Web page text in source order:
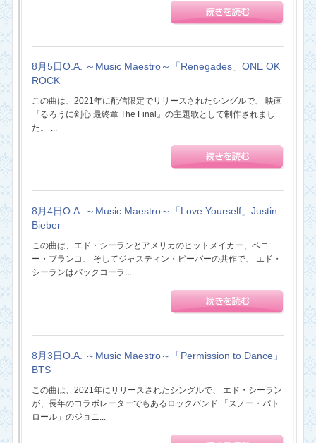
8月5日O.A. ～Music Maestro～「Renegades」ONE OK
ROCK
この曲は、2021年に配信限定でリリースされたシングルで、 映画
『るろうに剣心 最終章 The Final』の主題歌として制作されまし
た。 ...
8月4日O.A. ～Music Maestro～「Love Yourself」Justin
Bieber
この曲は、エド・シーランとアメリカのヒットメイカー、ベニ
ー・ブランコ、 そしてジャスティン・ビーバーの共作で、 エド・
シーランはバックコーラ...
8月3日O.A. ～Music Maestro～「Permission to Dance」
BTS
この曲は、2021年にリリースされたシングルで、 エド・シーラン
が、長年のコラボレーターでもあるロックバンド 「スノー・パト
ロール」のジョニ...